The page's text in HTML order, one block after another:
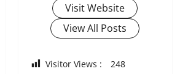
Visit Website
View All Posts
Visitor Views : 248